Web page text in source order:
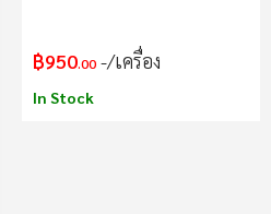
฿950.00 /เครื่อง
In Stock